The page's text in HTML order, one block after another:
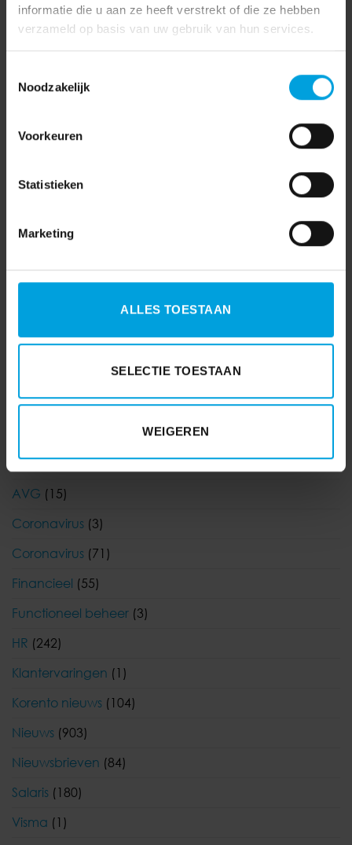
informatie die u aan ze heeft verstrekt of die ze hebben
verzameld op basis van uw gebruik van hun services.
Noodzakelijk
Voorkeuren
Statistieken
Marketing
ALLES TOESTAAN
SELECTIE TOESTAAN
WEIGEREN
AFAS(7)
AVG (15)
Coronavirus (3)
Coronavirus (71)
Financieel (55)
Functioneel beheer (3)
HR (242)
Klantervaringen (1)
Korento nieuws (104)
Nieuws (903)
Nieuwsbrieven (84)
Salaris (180)
Visma (1)